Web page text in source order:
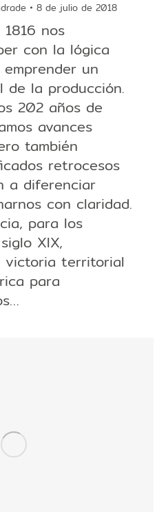
8 de julio de 2018
nos
con la lógica
un
de la producción.
202 años de
avances
también
retrocesos
a diferenciar
con claridad.
para los
XIX,
victoria territorial
para